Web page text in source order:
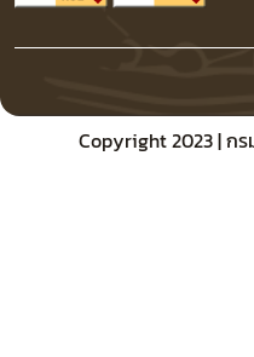
Copyright 2023 | ก